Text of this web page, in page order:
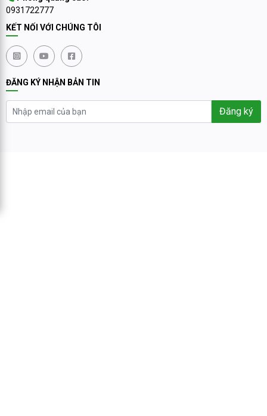
0931722777
KẾT NỐI VỚI CHÚNG TÔI
ĐĂNG KÝ NHẬN BẢN TIN
Đăng ký